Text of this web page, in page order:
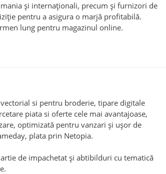
și internaționali, precum și furnizori de
pentru a asigura o marjă profitabilă.
lung pentru magazinul online.
si pentru broderie, tipare digitale
piata si oferte cele mai avantajoase,
optimizată pentru vanzari și ușor de
plata prin Netopia.
de impachetat și abtibilduri cu tematică